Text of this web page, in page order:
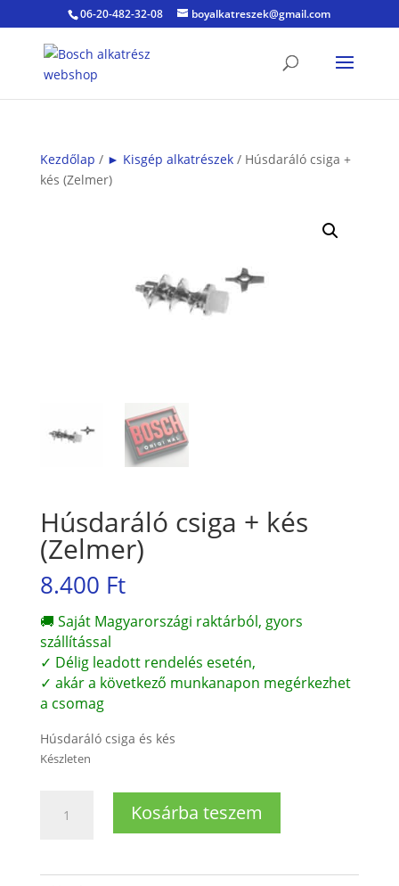
06-20-482-32-08 boyalkatreszek@gmail.com
Kezdőlap / ► Kisgép alkatrészek/ Húsdaráló csiga +
kés (Zelmer)
Húsdaráló csiga + kés
(Zelmer)
8.400 Ft
🚚 Saját Magyarországi raktárból, gyors
szállítással
✓ Délig leadott rendelés esetén,
✓ akár a következő munkanapon megérkezhet
a csomag
Húsdaráló csiga és kés
Készleten
csiga
(Zelmer)
Kosárba teszem